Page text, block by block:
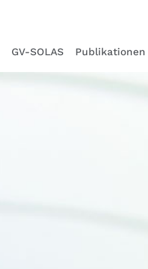
GV-SOLAS Publikationen